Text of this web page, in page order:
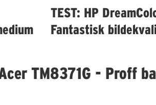
TEST: HP
Fantastisk
TM8371G - Proff